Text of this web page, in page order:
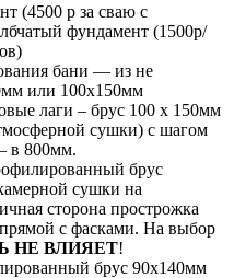
(4500 р за сваю с
фундамент (1500р/
бани — из не
или 100х150мм
лаги – брус 100 х 150мм
сушки) с шагом
в 800мм.
брус
сушки на
сторона прострожка
с фасками. На выбор
НЕ ВЛИЯЕТ!
брус 90х140мм